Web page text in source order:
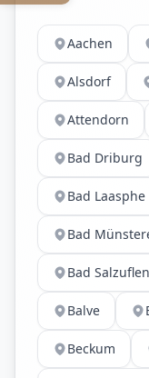
Aachen
Alsdorf
Attendorn
Bad Driburg
Bad Laasphe
Bad
Bad Salzuflen
Balve
Beckum